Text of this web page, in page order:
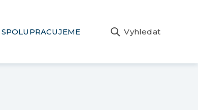
SPOLUPRACUJEME Vyhledat